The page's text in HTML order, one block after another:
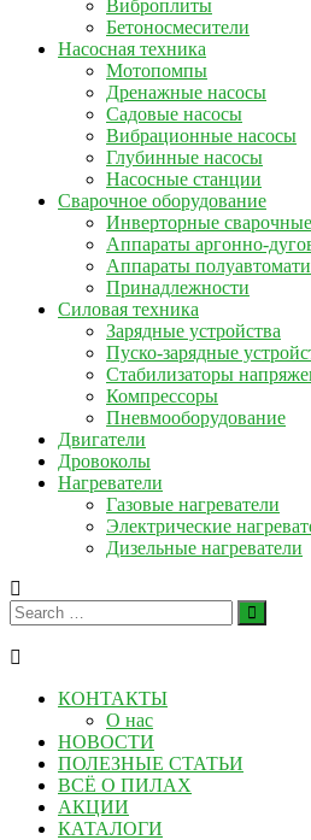
Виброплиты
Бетоносмесители
Насосная техника
Мотопомпы
Дренажные насосы
Садовые насосы
Вибрационные насосы
Глубинные насосы
Насосные станции
Сварочное оборудование
Инверторные
Аппараты аргонно-
Аппараты
Принадлежности
Силовая техника
Зарядные устройства
Пуско-зарядные
Стабилизаторы
Компрессоры
Пневмооборудование
Двигатели
Дровоколы
Нагреватели
Газовые нагреватели
Электрические
Дизельные нагреватели
КОНТАКТЫ
О нас
НОВОСТИ
ПОЛЕЗНЫЕ СТАТЬИ
ВСЁ О ПИЛАХ
АКЦИИ
КАТАЛОГИ